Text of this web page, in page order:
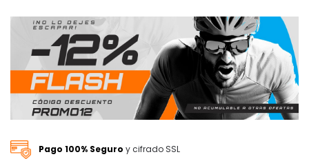
Pago 100% Seguro y cifrado SSL